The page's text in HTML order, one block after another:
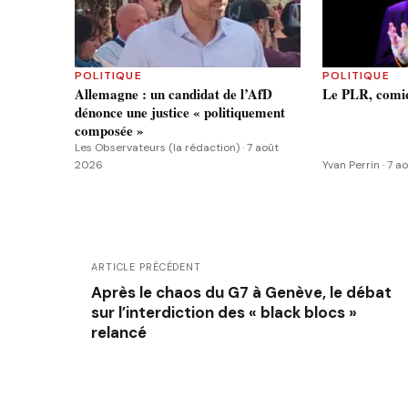
POLITIQUE
Allemagne : un candidat de l’AfD
dénonce une justice « politiquement
composée »
Les Observateurs (la rédaction) · 7 août
2026
POLITIQUE
Le PLR,
Yvan Perrin · 7
ARTICLE PRÉCÉDENT
Après le chaos du G7 à Genève, le débat
sur l’interdiction des « black blocs »
relancé